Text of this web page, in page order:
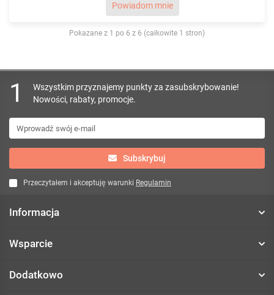
Powiadom mnie
Pokazane z 1 po 6 z 6 (całkowite 1 stron)
1
Wszystkim przyznajemy punkty za zasubskrybowanie!
Nowości, rabaty, promocje.
Subskrybuj
Przeczytałem i akceptuję warunki Regulamin
Informacja
Wsparcie
Dodatkowo